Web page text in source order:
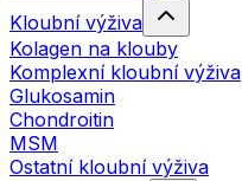
Kloubní výživa
Kolagen na klouby
Komplexní kloubní výživa
Glukosamin
Chondroitin
MSM
Ostatní kloubní výživa